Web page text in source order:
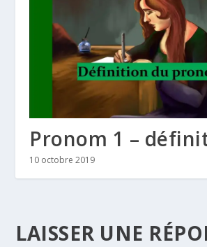
Pronom 1 –
10 octobre 2019
LAISSER UNE